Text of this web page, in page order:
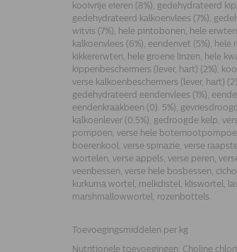
kooivrije eieren (8%), gedehydrateerd
gedehydrateerd kalkoenvlees (7%),
witvis (7%), hele pintobonen, hele
kalkoenvlees (6%), eendenvet (5%), hele
kikkererwten, hele groene linzen, hele
kippenbeschermers (lever, hart) (2%),
verse kalkoenbeschermers (lever, hart)
gedehydrateerd eendenvlees (1%),
eendenkraakbeen (0). 5%),
kalkoenlever (0,5%), gedroogde kelp,
pompoen, verse hele
boerenkool, verse spinazie, verse
wortelen, verse appels, verse peren,
veenbessen, verse hele bosbessen,
kurkuma wortel, melkdistel, kliswortel,
marshmallowwortel, rozenbottels.
Toevoegingsmiddelen per kg
Nutritionele toevoegingen: Choline